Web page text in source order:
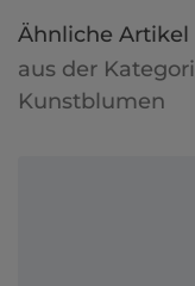
Ähnliche Artikel
aus der
Kunstblumen